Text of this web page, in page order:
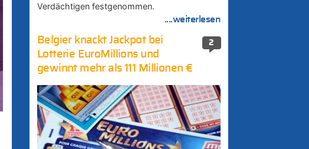
Verdächtigen festgenommen.
....weiterlesen
2
Belgier knackt Jackpot bei
Lotterie EuroMillions und
gewinnt mehr als 111 Millionen €